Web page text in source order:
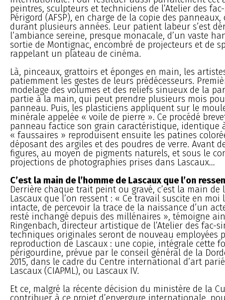
peintres, sculpteurs et techniciens de l’Atelier des
Périgord (AFSP), en charge de la copie des
durant plusieurs années. Leur patient labeur s’est
l’ambiance sereine, presque monacale, d’un vaste
sortie de Montignac, encombré de projecteurs et de
rappelant un plateau de cinéma.
Là, pinceaux, grattoirs et éponges en main, les
patiemment les gestes de leurs prédécesseurs.
modelage des volumes et des reliefs sinueux de la
partie à la main, qui peut prendre plusieurs mois
panneau. Puis, les plasticiens appliquent sur le
minérale appelée « voile de pierre ». Ce procédé
panneau factice son grain caractéristique, identique
« faussaires » reproduisent ensuite les patines
déposant des argiles et des poudres de verre. Avant
figures, au moyen de pigments naturels, et sous le
projections de photographies prises dans Lascaux...
C’est la main de l’homme de Lascaux que l’on
Derrière chaque trait peint ou gravé, c’est la main de
Lascaux que l’on ressent : « Ce travail suscite en
intacte, de percevoir la trace de la naissance d’un
resté inchangé depuis des millénaires », témoigne
Ringenbach, directeur artistique de l’Atelier des fac-
techniques originales seront de nouveau employées
reproduction de Lascaux : une copie, intégrale cette
périgourdine, prévue par le conseil général de la
2015, dans le cadre du Centre international d’art
Lascaux (CIAPML), ou Lascaux IV.
Et ce, malgré la récente décision du ministère de la